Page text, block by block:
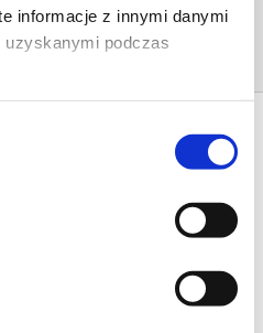
informacje z innymi danymi
podczas
START_01-KOPIA